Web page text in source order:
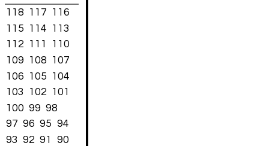
118 117
116
115
114
113
112
111
110
109
108
107
106
105
104
103
102
101
100 99 98
97 96 95 94
93 92 91
90